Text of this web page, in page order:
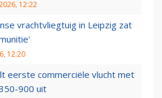
12:22
vrachtvliegtuig in Leipzig zat
12:20
eerste commerciële vlucht met
900 uit